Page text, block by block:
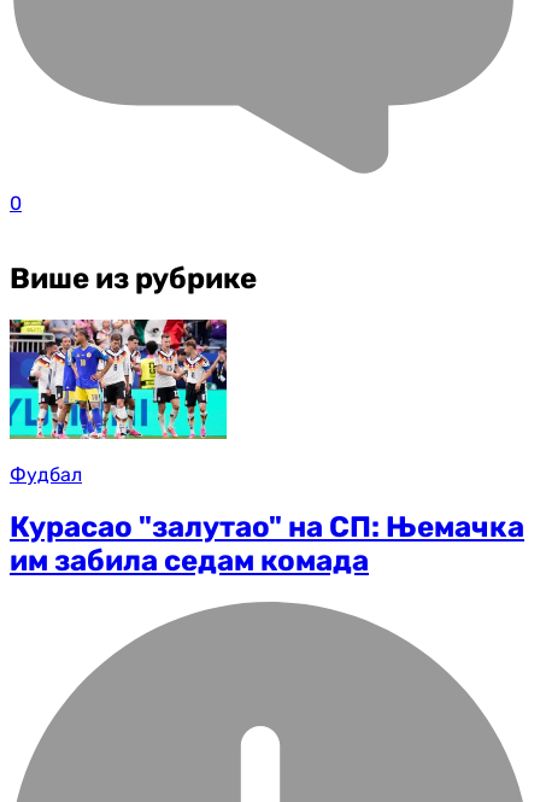
0
Више из рубрике
Фудбал
Курасао "залутао" на СП: Њемачка
им забила седам комада